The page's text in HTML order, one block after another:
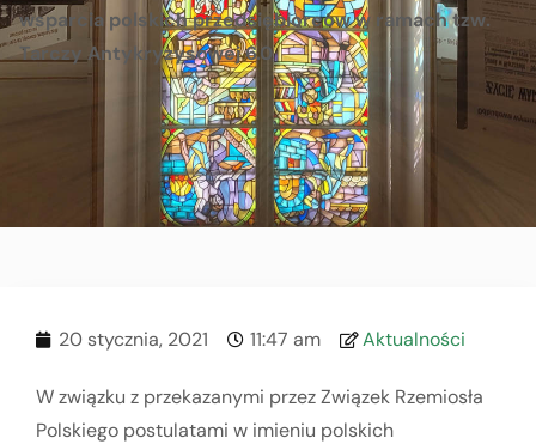
wsparcia polskich przedsiębiorców w ramach tzw.
Tarczy Antykryzysowej 6.0
20 stycznia, 2021 11:47 am Aktualności
W związku z przekazanymi przez Związek Rzemiosła
Polskiego postulatami w imieniu polskich